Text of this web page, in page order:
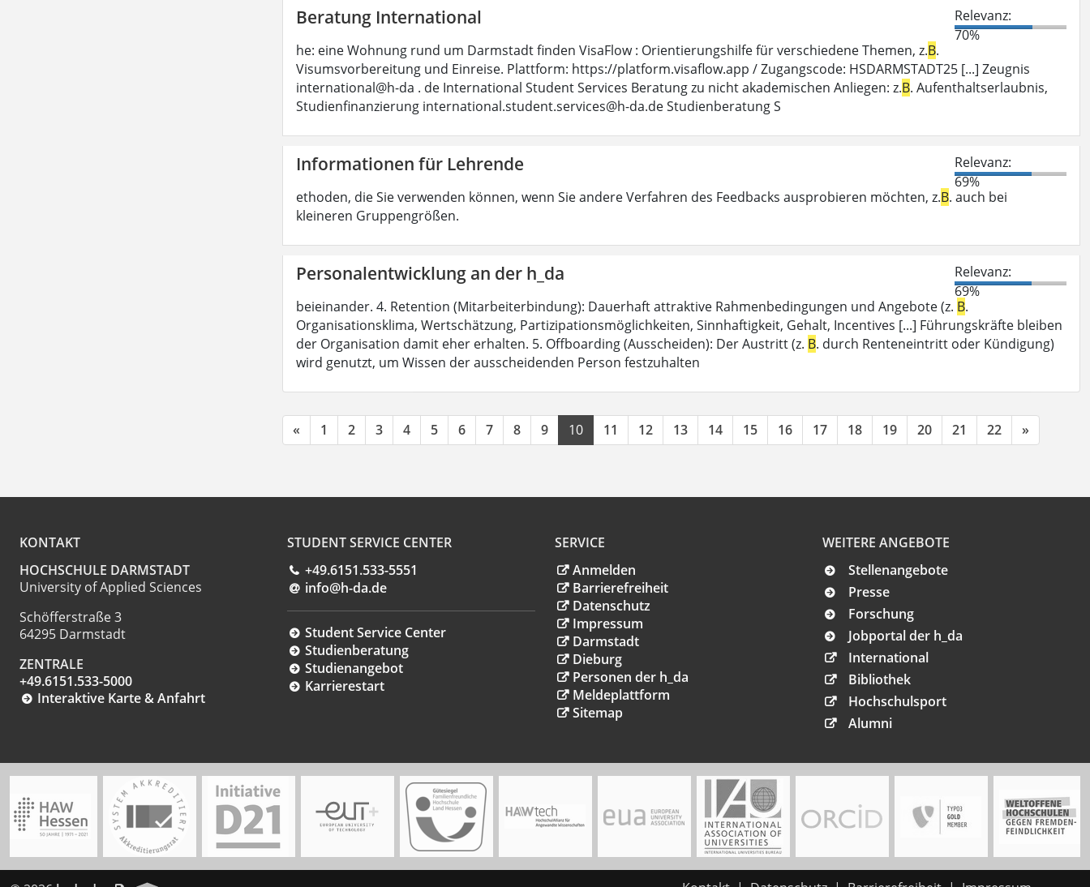
Beratung International
Relevanz:
70%
he: eine Wohnung rund um Darmstadt finden VisaFlow : Orientierungshilfe für verschiedene Themen, z.B.
Visumsvorbereitung und Einreise. Plattform: https://platform.visaflow.app / Zugangscode: HSDARMSTADT25 [...] Zeugnis
international@h-da . de International Student Services Beratung zu nicht akademischen Anliegen: z.B. Aufenthaltserlaubnis,
Studienfinanzierung international.student.services@h-da.de Studienberatung S
Informationen für Lehrende
Relevanz:
69%
ethoden, die Sie verwenden können, wenn Sie andere Verfahren des Feedbacks ausprobieren möchten, z.B. auch bei
kleineren Gruppengrößen.
Personalentwicklung an der h_da
Relevanz:
69%
beieinander. 4. Retention (Mitarbeiterbindung): Dauerhaft attraktive Rahmenbedingungen und Angebote (z. B.
Organisationsklima, Wertschätzung, Partizipationsmöglichkeiten, Sinnhaftigkeit, Gehalt, Incentives [...] Führungskräfte bleiben
der Organisation damit eher erhalten. 5. Offboarding (Ausscheiden): Der Austritt (z. B. durch Renteneintritt oder Kündigung)
wird genutzt, um Wissen der ausscheidenden Person festzuhalten
« 1 2 3 4 5 6 7 8 9 10 11 12 13 14 15 16 17 18 19 20 21 22 »
KONTAKT
HOCHSCHULE DARMSTADT
University of Applied Sciences
Schöfferstraße 3
64295 Darmstadt
ZENTRALE
+49.6151.533-5000
Interaktive Karte & Anfahrt
STUDENT SERVICE CENTER
+49.6151.533-5551
info@h-da.de
Student Service Center
Studienberatung
Studienangebot
Karrierestart
SERVICE
Anmelden
Barrierefreiheit
Datenschutz
Impressum
Darmstadt
Dieburg
Personen der h_da
Meldeplattform
Sitemap
WEITERE ANGEBOTE
Stellenangebote
Presse
Forschung
Jobportal der h_da
International
Bibliothek
Hochschulsport
Alumni